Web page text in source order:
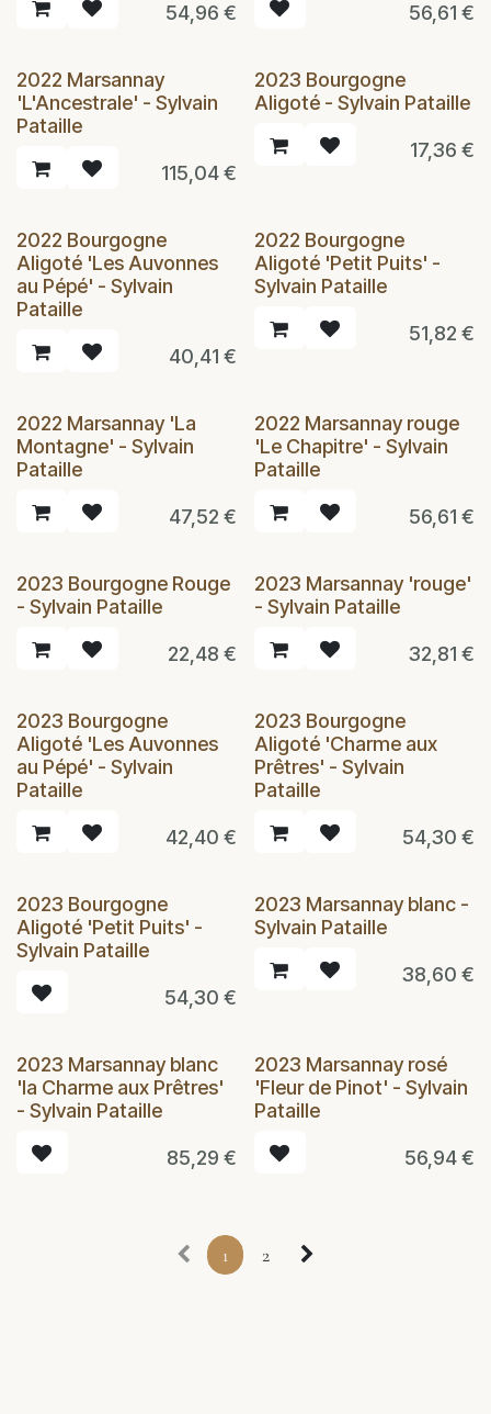
54,96 € 56,61 €
2022 Marsannay
'L'Ancestrale' - Sylvain
Pataille
115,04€
2023 Bourgogne
Aligoté - Sylvain Pataille
17,36 €
2022 Bourgogne
Aligoté 'Les Auvonnes
au Pépé' - Sylvain
Pataille
40,41 €
2022 Bourgogne
Aligoté 'Petit Puits' -
Sylvain Pataille
51,82 €
2022 Marsannay 'La
Montagne' - Sylvain
Pataille
47,52 €
2022 Marsannay rouge
'Le Chapitre' - Sylvain
Pataille
56,61 €
2023 Bourgogne Rouge
- Sylvain Pataille
22,48 €
2023 Marsannay 'rouge'
- Sylvain Pataille
32,81 €
2023 Bourgogne
Aligoté 'Les Auvonnes
au Pépé' - Sylvain
Pataille
42,40 €
2023 Bourgogne
Aligoté 'Charme aux
Prêtres' - Sylvain
Pataille
54,30 €
2023 Bourgogne
Aligoté 'Petit Puits' -
Sylvain Pataille
54,30 €
2023 Marsannay blanc -
Sylvain Pataille
38,60 €
2023 Marsannay blanc
'la Charme aux Prêtres'
- Sylvain Pataille
85,29 €
2023 Marsannay rosé
'Fleur de Pinot' - Sylvain
Pataille
56,94€
1 2